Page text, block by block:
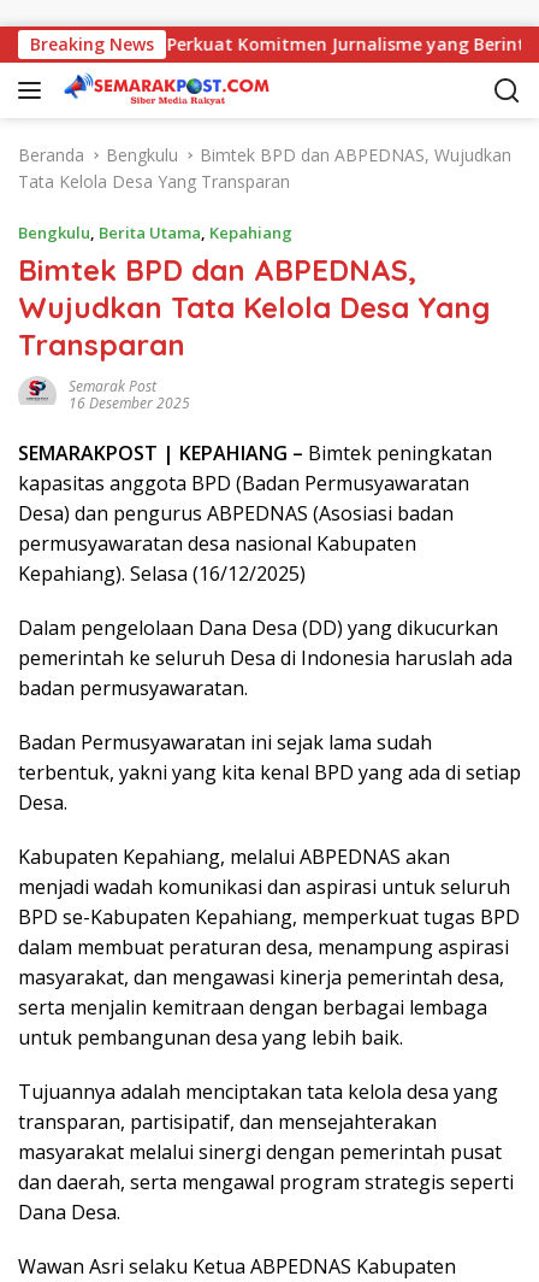
Breaking News
Kajati, AMJ Perkuat Komitmen Jurnalisme yang Berintegritas
Beranda Bengkulu
Bimtek BPD dan ABPEDNAS, Wujudkan
Tata Kelola Desa Yang Transparan
Bengkulu, Berita Utama, Kepahiang
Bimtek BPD dan ABPEDNAS,
Wujudkan Tata Kelola Desa Yang
Transparan
Semarak Post
16 Desember 2025
SEMARAKPOST | KEPAHIANG – Bimtek peningkatan
kapasitas anggota BPD (Badan Permusyawaratan
Desa) dan pengurus ABPEDNAS (Asosiasi badan
permusyawaratan desa nasional Kabupaten
Kepahiang). Selasa (16/12/2025)
Dalam pengelolaan Dana Desa (DD) yang dikucurkan
pemerintah ke seluruh Desa di Indonesia haruslah ada
badan permusyawaratan.
Badan Permusyawaratan ini sejak lama sudah
terbentuk, yakni yang kita kenal BPD yang ada di setiap
Desa.
Kabupaten Kepahiang, melalui ABPEDNAS akan
menjadi wadah komunikasi dan aspirasi untuk seluruh
BPD se-Kabupaten Kepahiang, memperkuat tugas BPD
dalam membuat peraturan desa, menampung aspirasi
masyarakat, dan mengawasi kinerja pemerintah desa,
serta menjalin kemitraan dengan berbagai lembaga
untuk pembangunan desa yang lebih baik.
Tujuannya adalah menciptakan tata kelola desa yang
transparan, partisipatif, dan mensejahterakan
masyarakat melalui sinergi dengan pemerintah pusat
dan daerah, serta mengawal program strategis seperti
Dana Desa.
Wawan Asri selaku Ketua ABPEDNAS Kabupaten